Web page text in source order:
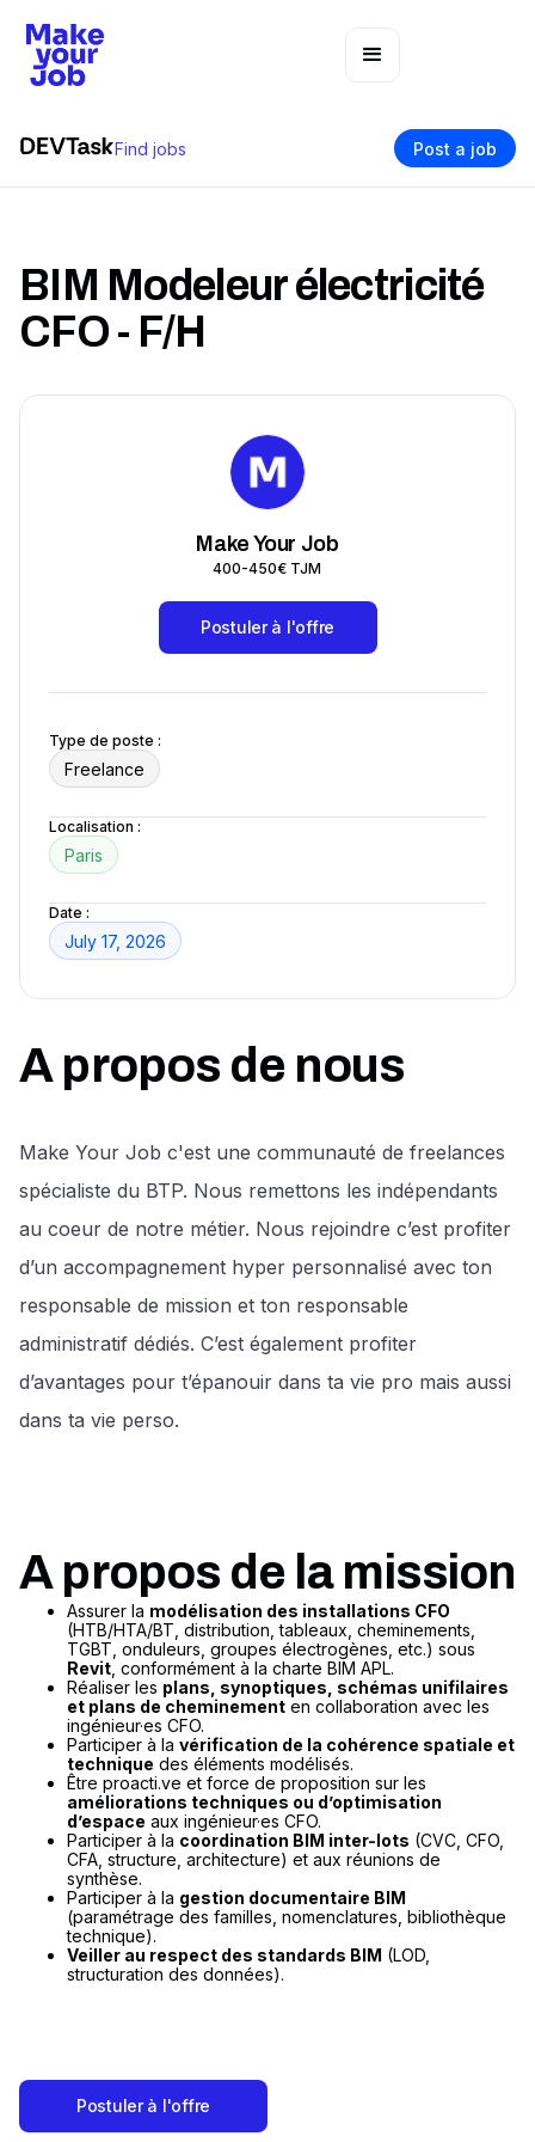
Find jobs Post a job
BIM Modeleur électricité
CFO - F/H
Make Your Job
400-450€ TJM
Postuler à l'offre
Type de poste :
Freelance
Localisation :
Paris
Date :
July 17, 2026
A propos de nous
Make Your Job c'est une communauté de freelances
spécialiste du BTP. Nous remettons les indépendants
au coeur de notre métier. Nous rejoindre c’est profiter
d’un accompagnement hyper personnalisé avec ton
responsable de mission et ton responsable
administratif dédiés. C’est également profiter
d’avantages pour t’épanouir dans ta vie pro mais aussi
dans ta vie perso.
A propos de la mission
Assurer la modélisation des installations CFO
(HTB/HTA/BT, distribution, tableaux, cheminements,
TGBT, onduleurs, groupes électrogènes, etc.) sous
Revit , conformément à la charte BIM APL.
Réaliser les plans, synoptiques, schémas unifilaires
et plans de cheminement en collaboration avec les
ingénieur·es CFO.
Participer à la vérification de la cohérence spatiale et
technique des éléments modélisés.
Être proacti.ve et force de proposition sur les
améliorations techniques ou d’optimisation
d’espace aux ingénieur·es CFO.
Participer à la coordination BIM inter-lots (CVC, CFO,
CFA, structure, architecture) et aux réunions de
synthèse.
Participer à la gestion documentaire BIM
(paramétrage des familles, nomenclatures, bibliothèque
technique).
Veiller au respect des standards BIM (LOD,
structuration des données).
Postuler à l'offre